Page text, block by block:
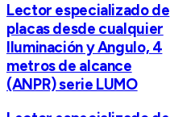
Lector especializado de
placas desde cualquier
Iluminación y Angulo, 4
metros de alcance
(ANPR) serie LUMO